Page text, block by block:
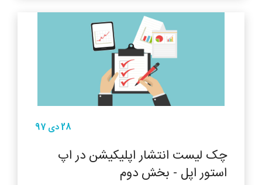
28 دی 97
چک لیست انتشار اپلیکیشن در اپ
استور اپل - بخش دوم